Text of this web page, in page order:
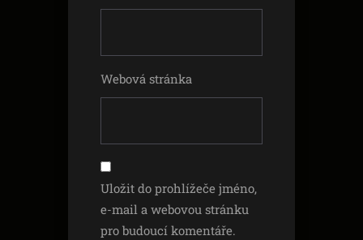
Webová stránka
Uložit do prohlížeče jméno,
e-mail a webovou stránku
pro budoucí komentáře.